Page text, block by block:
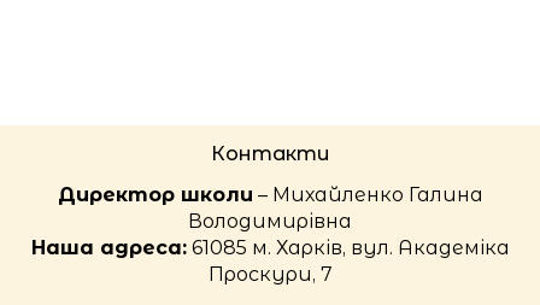
Контакти
Директор школи – Михайленко Галина
Володимирівна
Наша адреса:61085 м. Харків, вул. Академіка
Проскури, 7